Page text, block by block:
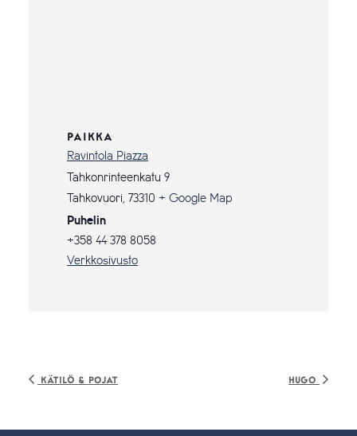
PAIKKA
Ravintola Piazza
Tahkonrinteenkatu 9
Tahkovuori, 73310 + Google Map
Puhelin
+358 44 378 8058
Verkkosivusto
Kätilö & Pojat Hugo